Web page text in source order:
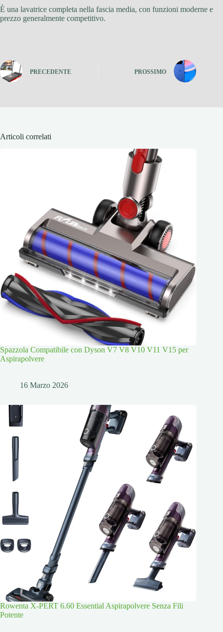
È una lavatrice completa nella fascia media, con funzioni moderne e
prezzo generalmente competitivo.
PRECEDENTE PROSSIMO
Articoli correlati
Spazzola Compatibile con Dyson V7 V8 V10 V11 V15 per
Aspirapolvere
16 Marzo 2026
Rowenta X-PERT 6.60 Essential Aspirapolvere Senza Fili
Potente